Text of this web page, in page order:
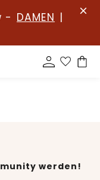
- DAMEN |
werden!